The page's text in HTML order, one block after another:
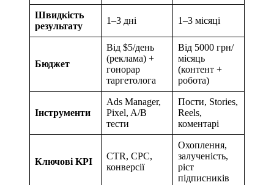
Швидкість
результату
1–3 дні 1–3 місяці
Бюджет
Від $5/день
(реклама) +
гонорар
таргетолога
Від 5000 грн/
місяць
(контент +
робота)
Інструменти
Ads Manager,
Pixel, A/B
тести
Пости, Stories,
Reels,
коментарі
Ключові KPI
CTR, CPC,
конверсії
Охоплення,
залученість,
ріст
підписників